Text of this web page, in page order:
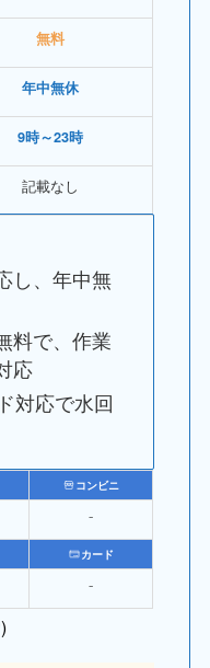
無料
年中無休
9時～23時
記載なし
し、年中無
料で、作業
応
対応で水回
コンビニ
⁻
カード
⁻